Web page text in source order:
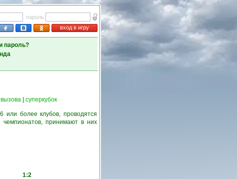
пароль
вход в игру
пароль?
вызова| суперкубок
или более клубов, проводятся
принимают в них
1:2